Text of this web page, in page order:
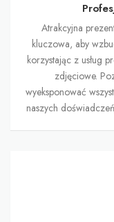
Atrakcyjna
kluczowa, aby
korzystając z usług
zdjęciowe.
wyeksponować
naszych